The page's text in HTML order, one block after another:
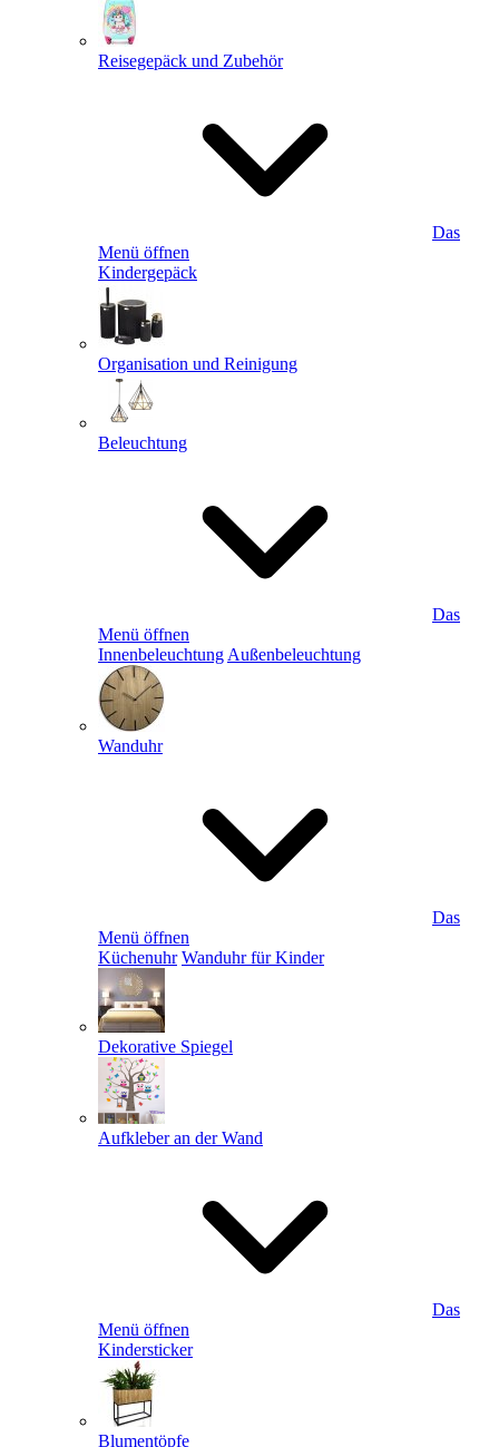
Reisegepäck und Zubehör
Das
Menü öffnen
Kindergepäck
Organisation und Reinigung
Beleuchtung
Das
Menü öffnen
Innenbeleuchtung Außenbeleuchtung
Wanduhr
Das
Menü öffnen
Küchenuhr Wanduhr für Kinder
Dekorative Spiegel
Aufkleber an der Wand
Das
Menü öffnen
Kindersticker
Blumentöpfe